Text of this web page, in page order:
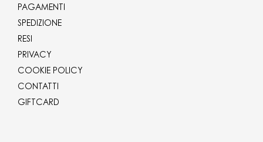
PAGAMENTI
SPEDIZIONE
RESI
PRIVACY
COOKIE POLICY
CONTATTI
GIFTCARD